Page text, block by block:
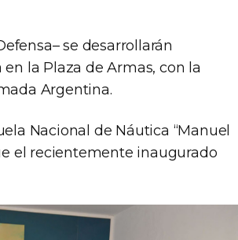
se desarrollarán
la Plaza de Armas, con la
Argentina.
Nacional de Náutica “Manuel
el recientemente inaugurado